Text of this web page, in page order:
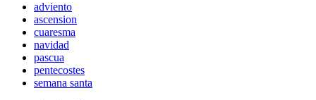
adviento
ascension
cuaresma
navidad
pascua
pentecostes
semana santa